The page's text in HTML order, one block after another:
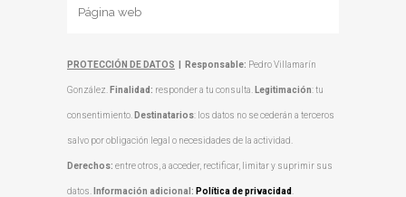
PROTECCIÓN DE DATOS Responsable: Pedro Villamarín
González. Finalidad: responder a tu consulta. Legitimación: tu
consentimiento. Destinatarios: los datos no se cederán a terceros
salvo por obligación legal o necesidades de la actividad.
Derechos: entre otros, a acceder, rectificar, limitar y suprimir sus
datos. Información adicional: Política de privacidad